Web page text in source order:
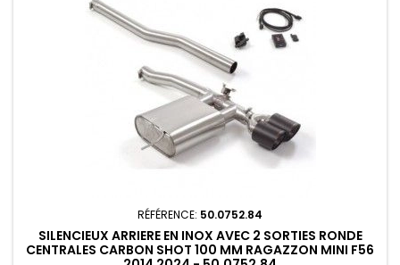
RÉFÉRENCE: 50.0752.84
SILENCIEUX ARRIERE EN INOX AVEC 2 SORTIES RONDE
CENTRALES CARBON SHOT 100 MM RAGAZZON MINI F56